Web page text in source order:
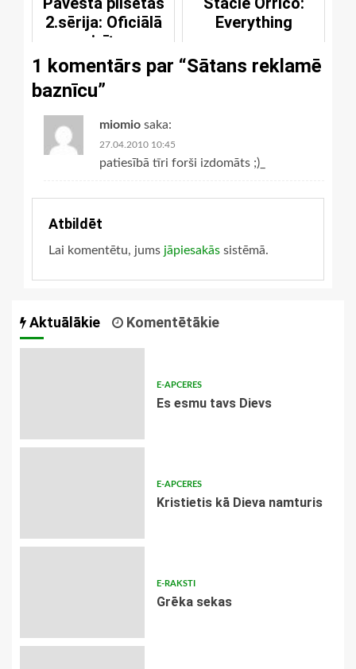
2.sērija: Oficiālā
vizīte
Everything
1 komentārs par “Sātans reklamē
baznīcu”
miomio saka:
27.04.2010 10:45
patiesībā tīri forši izdomāts ;)_
Atbildēt
Lai komentētu, jums jāpiesakās sistēmā.
Aktuālākie Komentētākie
E-APCERES
Es esmu tavs Dievs
E-APCERES
Kristietis kā Dieva namturis
E-RAKSTI
Grēka sekas